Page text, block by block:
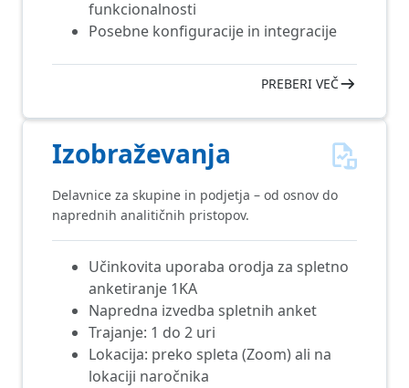
funkcionalnosti
Posebne konfiguracije in integracije
PREBERI VEČ
Izobraževanja
Delavnice za skupine in podjetja – od osnov do
naprednih analitičnih pristopov.
Učinkovita uporaba orodja za spletno
anketiranje 1KA
Napredna izvedba spletnih anket
Trajanje: 1 do 2 uri
Lokacija: preko spleta (Zoom) ali na
lokaciji naročnika